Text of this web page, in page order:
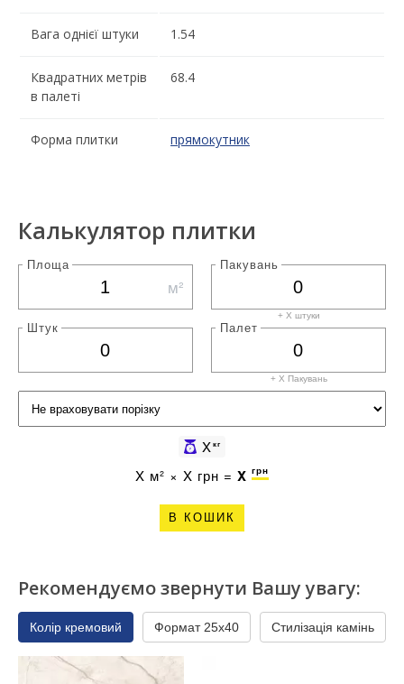
Вага однієї штуки 1.54
Квадратних метрів
в палеті
68.4
Форма плитки прямокутник
Калькулятор плитки
Площа
м²
Пакувань
+ X штуки
Штук Палет
+ X Пакувань
Xкг
X м² × X грн = X грн
В КОШИК
Рекомендуємо звернути Вашу увагу:
Колір кремовий Формат 25x40 Стилізація камінь